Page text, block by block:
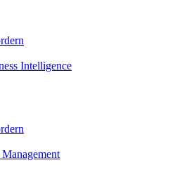
Intelligence